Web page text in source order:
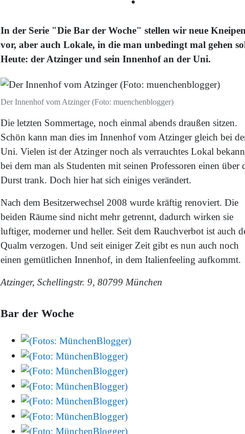
In der Serie "Die Bar der Woche" stellen wir neue
vor, aber auch Lokale, in die man unbedingt mal gehen
Heute: der Atzinger und sein Innenhof an der Uni.
Der Innenhof vom Atzinger (Foto: muenchenblogger)
Die letzten Sommertage, noch einmal abends draußen sitzen.
Schön kann man dies im Innenhof vom Atzinger gleich bei
Uni. Vielen ist der Atzinger noch als verrauchtes Lokal
bei dem man als Studenten mit seinen Professoren einen über
Durst trank. Doch hier hat sich einiges verändert.
Nach dem Besitzerwechsel 2008 wurde kräftig renoviert. Die
beiden Räume sind nicht mehr getrennt, dadurch wirken sie
luftiger, moderner und heller. Seit dem Rauchverbot ist auch
Qualm verzogen. Und seit einiger Zeit gibt es nun auch noch
einen gemütlichen Innenhof, in dem Italienfeeling aufkommt.
Atzinger, Schellingstr. 9, 80799 München
Bar der Woche